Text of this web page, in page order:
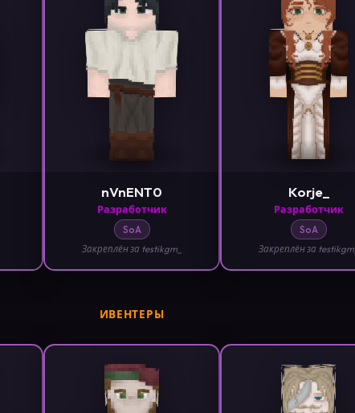
nVnENT0
Разработчик
SoA
Закреплён за testikgm_
Korje_
Разработчик
SoA
Закреплён за testikgm_
ИВЕНТЕРЫ